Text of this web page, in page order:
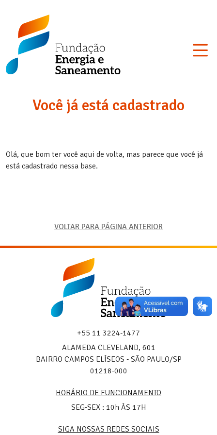
content
Fundação
Energia
Saneamento
Você já está cadastrado
Olá, que bom ter você aqui de volta, mas parece que você já
está cadastrado nessa base.
VOLTAR PARA PÁGINA ANTERIOR
Fundação
Energia
Saneamento
+55 11 3224-1477
ALAMEDA CLEVELAND, 601
BAIRRO CAMPOS ELÍSEOS - SÃO PAULO/SP
01218-000
HORÁRIO DE FUNCIONAMENTO
SEG-SEX : 10h ÀS 17H
SIGA NOSSAS REDES SOCIAIS